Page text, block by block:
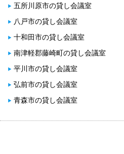
五所川原市の貸し会議室
八戸市の貸し会議室
十和田市の貸し会議室
南津軽郡藤崎町の貸し会議室
平川市の貸し会議室
弘前市の貸し会議室
青森市の貸し会議室